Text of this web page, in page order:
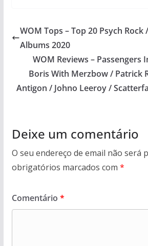
WOM Tops – Top 20 Psych
Albums 2020
WOM Reviews – Passengers
Boris With Merzbow / Patrick
Antigon / Johno Leeroy /
Deixe um comentário
O seu endereço de email não será
obrigatórios marcados com *
Comentário *